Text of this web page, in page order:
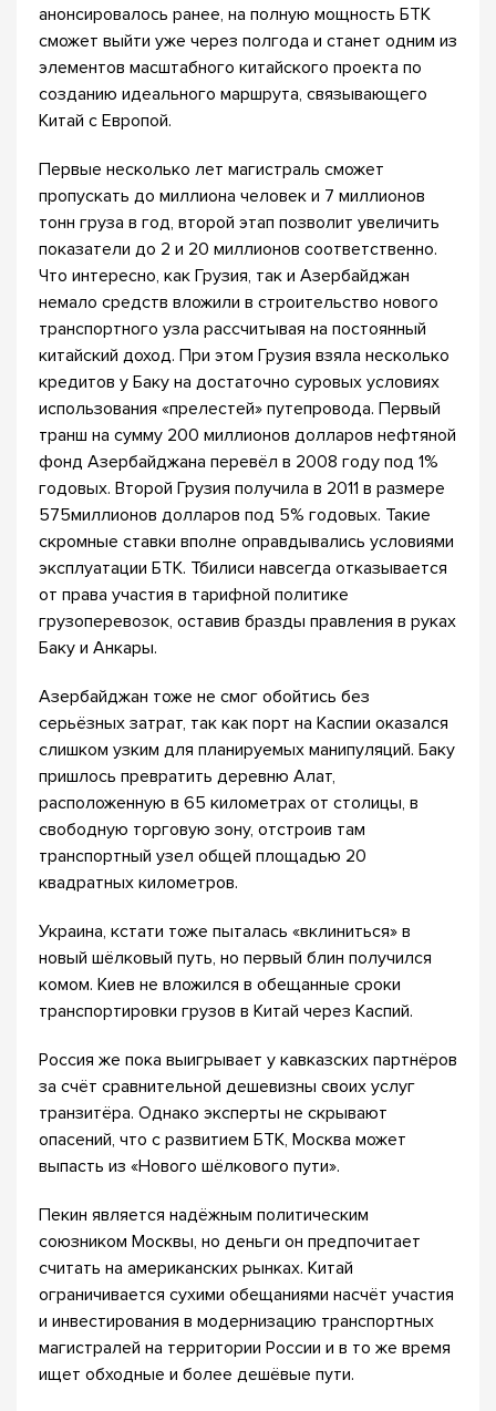
анонсировалось ранее, на полную мощность БТК
сможет выйти уже через полгода и станет одним из
элементов масштабного китайского проекта по
созданию идеального маршрута, связывающего
Китай с Европой.
Первые несколько лет магистраль сможет
пропускать до миллиона человек и 7 миллионов
тонн груза в год, второй этап позволит увеличить
показатели до 2 и 20 миллионов соответственно.
Что интересно, как Грузия, так и Азербайджан
немало средств вложили в строительство нового
транспортного узла рассчитывая на постоянный
китайский доход. При этом Грузия взяла несколько
кредитов у Баку на достаточно суровых условиях
использования «прелестей» путепровода. Первый
транш на сумму 200 миллионов долларов нефтяной
фонд Азербайджана перевёл в 2008 году под 1%
годовых. Второй Грузия получила в 2011 в размере
575миллионов долларов под 5% годовых. Такие
скромные ставки вполне оправдывались условиями
эксплуатации БТК. Тбилиси навсегда отказывается
от права участия в тарифной политике
грузоперевозок, оставив бразды правления в руках
Баку и Анкары.
Азербайджан тоже не смог обойтись без
серьёзных затрат, так как порт на Каспии оказался
слишком узким для планируемых манипуляций. Баку
пришлось превратить деревню Алат,
расположенную в 65 километрах от столицы, в
свободную торговую зону, отстроив там
транспортный узел общей площадью 20
квадратных километров.
Украина, кстати тоже пыталась «вклиниться» в
новый шёлковый путь, но первый блин получился
комом. Киев не вложился в обещанные сроки
транспортировки грузов в Китай через Каспий.
Россия же пока выигрывает у кавказских партнёров
за счёт сравнительной дешевизны своих услуг
транзитёра. Однако эксперты не скрывают
опасений, что с развитием БТК, Москва может
выпасть из «Нового шёлкового пути».
Пекин является надёжным политическим
союзником Москвы, но деньги он предпочитает
считать на американских рынках. Китай
ограничивается сухими обещаниями насчёт участия
и инвестирования в модернизацию транспортных
магистралей на территории России и в то же время
ищет обходные и более дешёвые пути.